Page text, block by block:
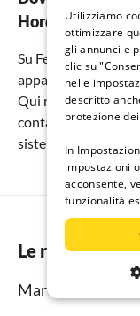
Hordaland?
Su
appartamenti e
Qui non ci sono
contatto diretto con
sistemazioni.
Le regioni
Mare del Nord
Utilizziamo
ottimizzare
gli annunci e
clic su
nelle
descritto
protezione
In
impostazioni
acconsente,
funzionalità